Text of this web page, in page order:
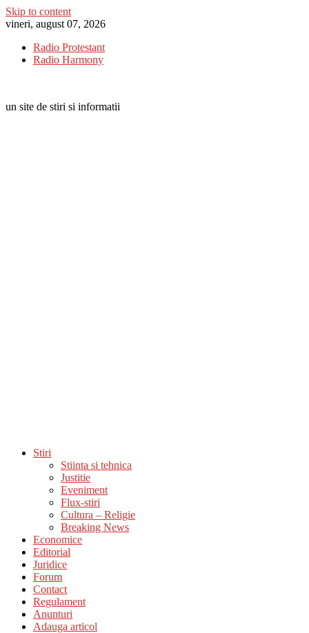
Skip to content
vineri, august 07, 2026
Radio Protestant
Radio Harmony
un site de stiri si informatii
Stiri
Stiinta si tehnica
Justitie
Eveniment
Flux-stiri
Cultura – Religie
Breaking News
Economice
Editorial
Juridice
Forum
Contact
Regulament
Anunturi
Adauga articol